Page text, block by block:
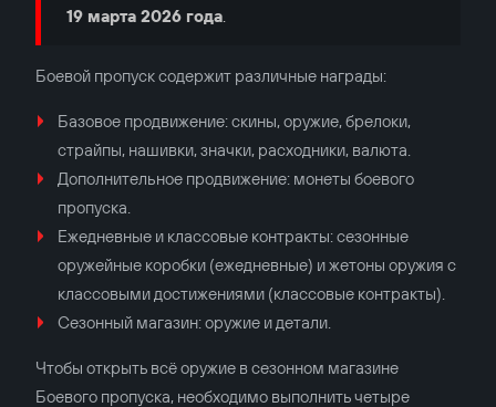
19 марта 2026 года.
Боевой пропуск содержит различные награды:
Базовое продвижение: скины, оружие, брелоки,
страйпы, нашивки, значки, расходники, валюта.
Дополнительное продвижение: монеты боевого
пропуска.
Ежедневные и классовые контракты: сезонные
оружейные коробки (ежедневные) и жетоны оружия с
классовыми достижениями (классовые контракты).
Сезонный магазин: оружие и детали.
Чтобы открыть всё оружие в сезонном магазине
Боевого пропуска, необходимо выполнить четыре